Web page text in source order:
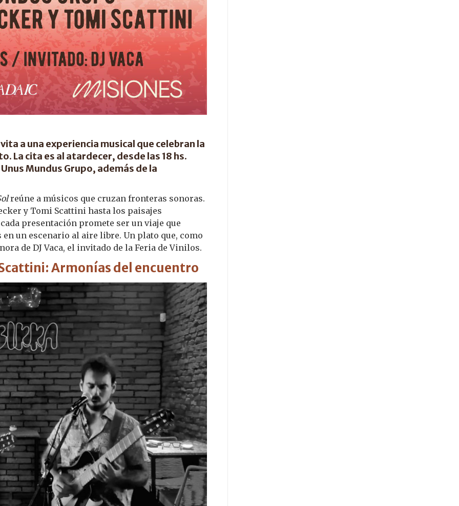
a una experiencia musical que celebran la
La cita es al atardecer, desde las 18 hs.
Mundus Grupo, además de la
reúne a músicos que cruzan fronteras sonoras.
y Tomi Scattini hasta los paisajes
presentación promete ser un viaje que
un escenario al aire libre. Un plato que, como
de DJ Vaca, el invitado de la Feria de Vinilos.
Armonías del encuentro